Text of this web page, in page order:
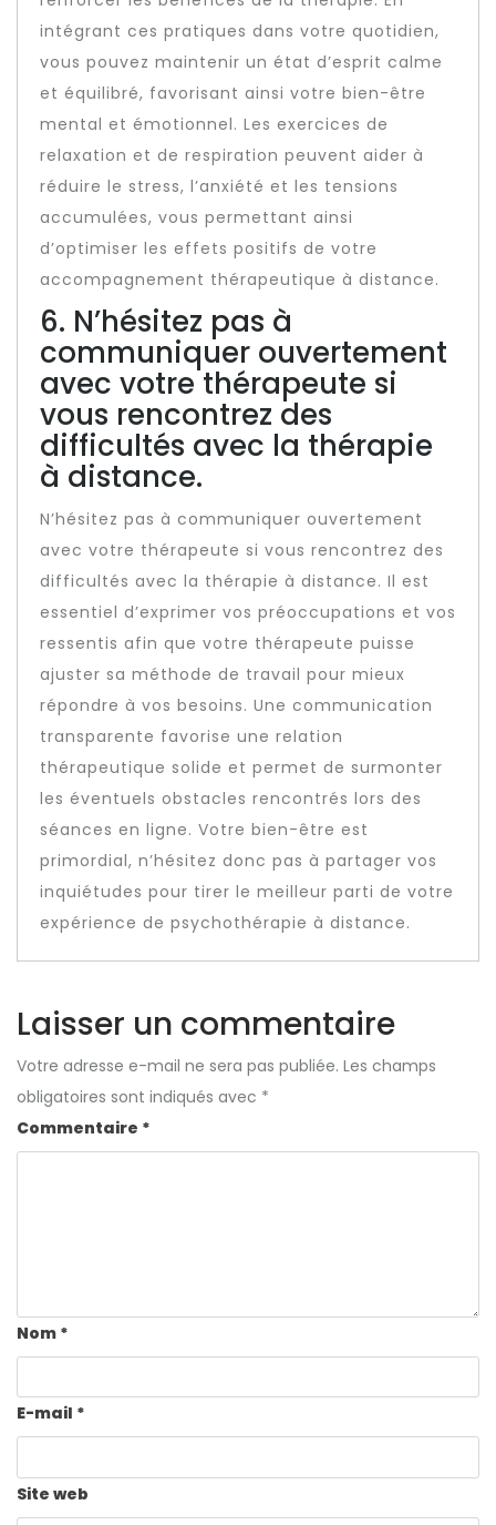
intégrant ces pratiques dans votre quotidien,
vous pouvez maintenir un état d’esprit calme
et équilibré, favorisant ainsi votre bien-être
mental et émotionnel. Les exercices de
relaxation et de respiration peuvent aider à
réduire le stress, l’anxiété et les tensions
accumulées, vous permettant ainsi
d’optimiser les effets positifs de votre
accompagnement thérapeutique à distance.
6. N’hésitez pas à
communiquer ouvertement
avec votre thérapeute si
vous rencontrez des
difficultés avec la thérapie
à distance.
N’hésitez pas à communiquer ouvertement
avec votre thérapeute si vous rencontrez des
difficultés avec la thérapie à distance. Il est
essentiel d’exprimer vos préoccupations et vos
ressentis afin que votre thérapeute puisse
ajuster sa méthode de travail pour mieux
répondre à vos besoins. Une communication
transparente favorise une relation
thérapeutique solide et permet de surmonter
les éventuels obstacles rencontrés lors des
séances en ligne. Votre bien-être est
primordial, n’hésitez donc pas à partager vos
inquiétudes pour tirer le meilleur parti de votre
expérience de psychothérapie à distance.
Laisser un commentaire
Votre adresse e-mail ne sera pas publiée. Les champs
obligatoires sont indiqués avec *
Commentaire *
Nom *
E-mail *
Site web